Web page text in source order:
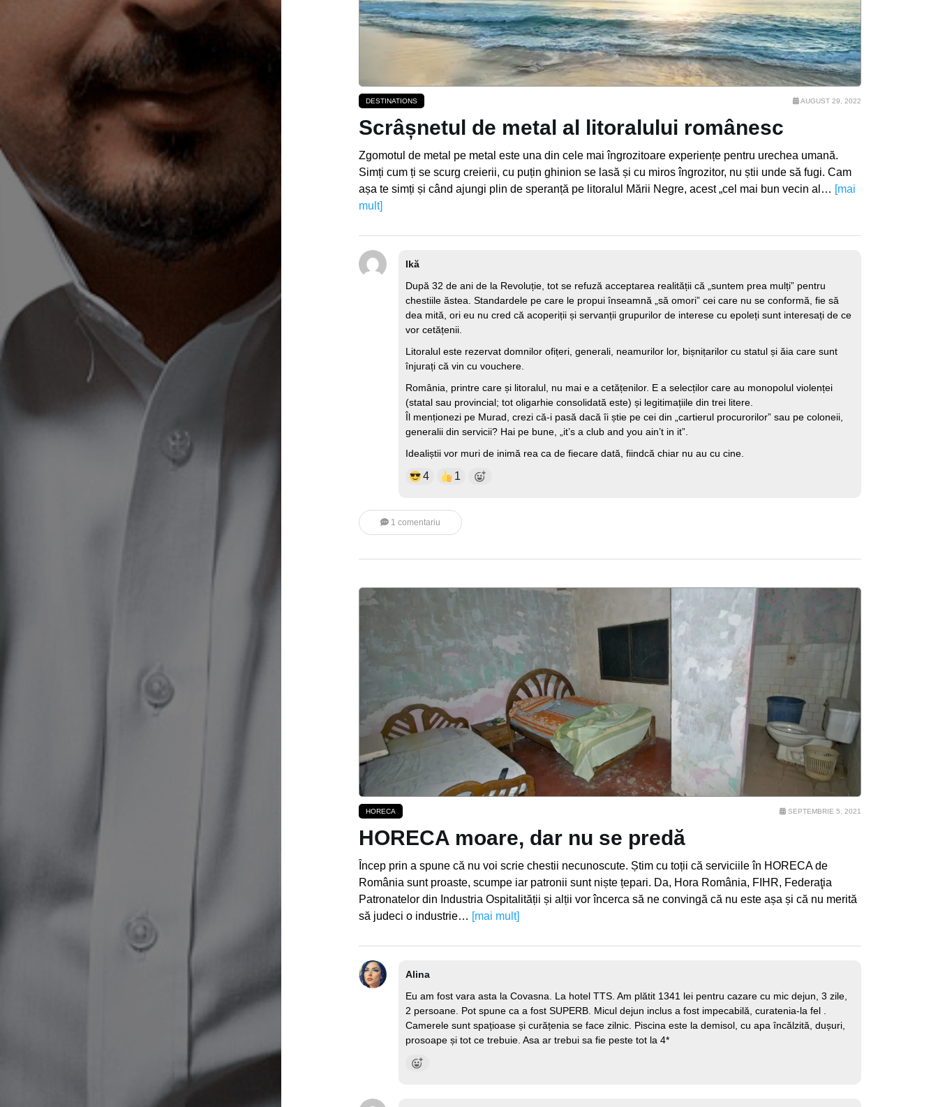
DESTINATIONS AUGUST 29, 2022
Scrâșnetul de metal al litoralului românesc
Zgomotul de metal pe metal este una din cele mai îngrozitoare experiențe pentru urechea umană.
Simți cum ți se scurg creierii, cu puțin ghinion se lasă și cu miros îngrozitor, nu știi unde să fugi. Cam
așa te simți și când ajungi plin de speranță pe litoralul Mării Negre, acest „cel mai bun vecin al… [mai
mult]
Ikă
După 32 de ani de la Revoluție, tot se refuză acceptarea realității că „suntem prea mulți” pentru
chestiile ăstea. Standardele pe care le propui înseamnă „să omori” cei care nu se conformă, fie să
dea mită, ori eu nu cred că acoperiții și servanții grupurilor de interese cu epoleți sunt interesați de ce
vor cetățenii.
Litoralul este rezervat domnilor ofițeri, generali, neamurilor lor, bișnițarilor cu statul și ăia care sunt
înjurați că vin cu vouchere.
România, printre care și litoralul, nu mai e a cetățenilor. E a selecților care au monopolul violenței
(statal sau provincial; tot oligarhie consolidată este) și legitimațiile din trei litere.
Îl menționezi pe Murad, crezi că-i pasă dacă îi știe pe cei din „cartierul procurorilor” sau pe coloneii,
generalii din servicii? Hai pe bune, „it’s a club and you ain’t in it”.
Idealiștii vor muri de inimă rea ca de fiecare dată, fiindcă chiar nu au cu cine.
4 1
1 comentariu
HORECA SEPTEMBRIE 5, 2021
HORECA moare, dar nu se predă
Încep prin a spune că nu voi scrie chestii necunoscute. Știm cu toții că serviciile în HORECA de
România sunt proaste, scumpe iar patronii sunt niște țepari. Da, Hora România, FIHR, Federaţia
Patronatelor din Industria Ospitalității și alții vor încerca să ne convingă că nu este așa și că nu merită
să judeci o industrie… [mai mult]
Alina
Eu am fost vara asta la Covasna. La hotel TTS. Am plătit 1341 lei pentru cazare cu mic dejun, 3 zile,
2 persoane. Pot spune ca a fost SUPERB. Micul dejun inclus a fost impecabilă, curatenia-la fel .
Camerele sunt spațioase și curățenia se face zilnic. Piscina este la demisol, cu apa încălzită, dușuri,
prosoape și tot ce trebuie. Asa ar trebui sa fie peste tot la 4*